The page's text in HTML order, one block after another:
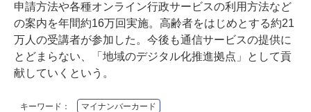
申請方法や各種オンライン行政サービスの利用方法など
の案内を年間約16万回実施。高齢者をはじめとする約21
万人の受講者が参加した。今後も通信サービスの提供に
とどまらない、「地域のデジタル化推進拠点」として貢
献していくという。
キーワード： マイナンバーカード